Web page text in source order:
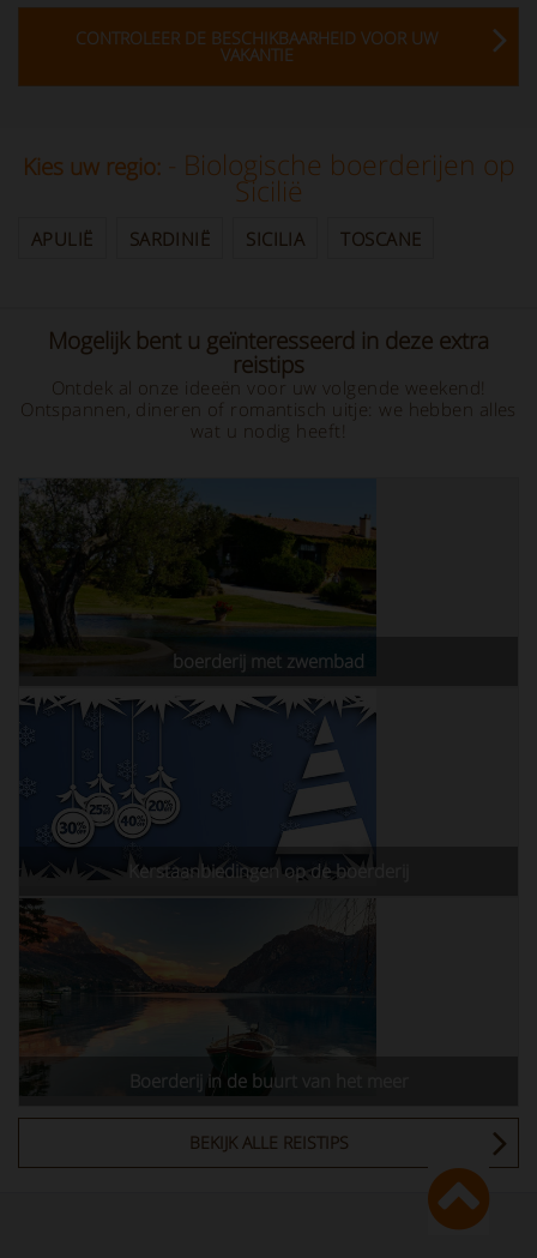
CONTROLEER DE BESCHIKBAARHEID VOOR UW
VAKANTIE
Kies uw regio: - Biologische boerderijen op
Sicilië
APULIË SARDINIË SICILIA TOSCANE
Mogelijk bent u geïnteresseerd in deze extra
reistips
Ontdek al onze ideeën voor uw volgende weekend!
Ontspannen, dineren of romantisch uitje: we hebben alles
wat u nodig heeft!
boerderij met zwembad
Kerstaanbiedingen op de boerderij
Boerderij in de buurt van het meer
BEKIJK ALLE REISTIPS